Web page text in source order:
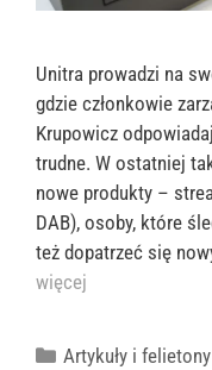
Unitra prowadzi na
gdzie członkowie
Krupowicz
trudne. W ostatniej
nowe produkty –
DAB), osoby, które
też dopatrzeć się
więcej
Kategorie
Artykuły i felietony